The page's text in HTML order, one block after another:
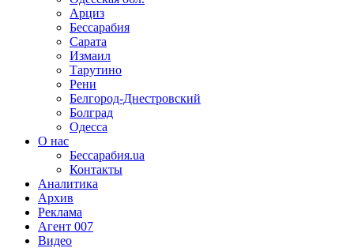
Арциз
Бессарабия
Сарата
Измаил
Тарутино
Рени
Белгород-Днестровский
Болград
Одесса
О нас
Бессарабия.ua
Контакты
Аналитика
Архив
Реклама
Агент 007
Видео